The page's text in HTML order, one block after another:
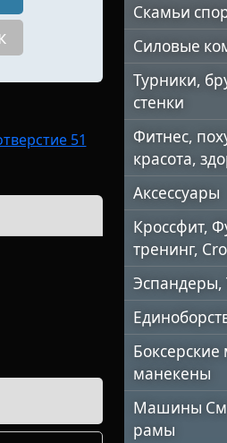
51
Скамьи
Силовые
Турники,
стенки
Фитнес,
красота,
Аксессуары
Кроссфит,
тренинг,
Эспандеры,
манекены
Машины
рамы